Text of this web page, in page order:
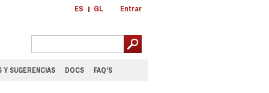
ES GL Entrar
Y SUGERENCIAS DOCS FAQ'S